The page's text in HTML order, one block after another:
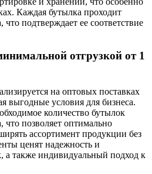
Каждая бутылка проходит
что подтверждает ее соответствие
отгрузкой от 1
на оптовых поставках
выгодные условия для бизнеса.
количество бутылок
что позволяет оптимально
ассортимент продукции без
ценят надежность и
а также индивидуальный подход к